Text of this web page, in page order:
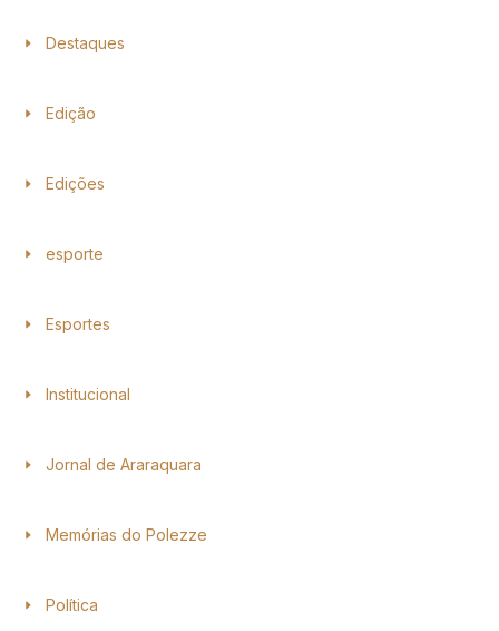
Destaques
Edição
Edições
esporte
Esportes
Institucional
Jornal de Araraquara
Memórias do Polezze
Política